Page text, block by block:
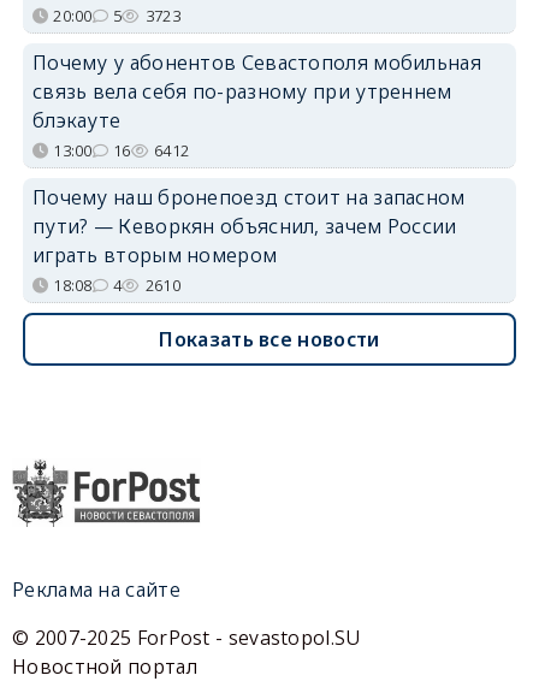
20:00 5 3723
Почему у абонентов Севастополя мобильная
связь вела себя по-разному при утреннем
блэкауте
13:00 16 6412
Почему наш бронепоезд стоит на запасном
пути? — Кеворкян объяснил, зачем России
играть вторым номером
18:08 4 2610
Показать все новости
Реклама на сайте
© 2007-2025 ForPost - sevastopol.SU
Новостной портал